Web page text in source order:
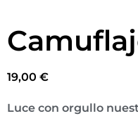
19,00 €
Luce con orgullo